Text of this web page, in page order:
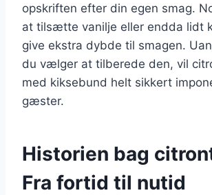
opskriften efter din egen smag.
at tilsætte vanilje eller endda lidt
give ekstra dybde til smagen.
du vælger at tilberede den, vil
med kiksebund helt sikkert
gæster.
Historien bag
Fra fortid til nutid